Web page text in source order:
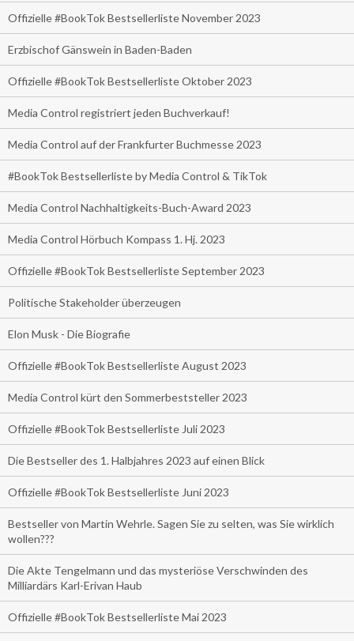
Offizielle #BookTok Bestsellerliste November 2023
Erzbischof Gänswein in Baden-Baden
Offizielle #BookTok Bestsellerliste Oktober 2023
Media Control registriert jeden Buchverkauf!
Media Control auf der Frankfurter Buchmesse 2023
#BookTok Bestsellerliste by Media Control & TikTok
Media Control Nachhaltigkeits-Buch-Award 2023
Media Control Hörbuch Kompass 1. Hj. 2023
Offizielle #BookTok Bestsellerliste September 2023
Politische Stakeholder überzeugen
Elon Musk - Die Biografie
Offizielle #BookTok Bestsellerliste August 2023
Media Control kürt den Sommerbeststeller 2023
Offizielle #BookTok Bestsellerliste Juli 2023
Die Bestseller des 1. Halbjahres 2023 auf einen Blick
Offizielle #BookTok Bestsellerliste Juni 2023
Bestseller von Martin Wehrle. Sagen Sie zu selten, was Sie wirklich
wollen???
Die Akte Tengelmann und das mysteriöse Verschwinden des
Milliardärs Karl-Erivan Haub
Offizielle #BookTok Bestsellerliste Mai 2023